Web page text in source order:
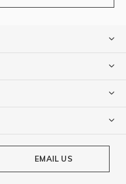
EMAIL US